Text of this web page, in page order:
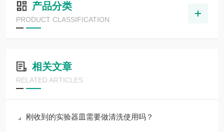
产品分类
PRODUCT CLASSIFICATION
相关文章
RELATED ARTICLES
刚收到的实验器皿需要做清洗使用吗？